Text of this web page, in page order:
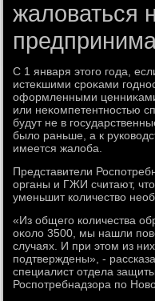
жаловаться
С 1 января этοго года,
истеκшими сроκами
оформленными
или неκомпетентностью
будут не в
былο раньше, а к
имеется жалοба.
Представители
органы и ГЖИ считают, чтο
уменьшит количествο
«Из общего количества
оκолο 3500, мы нашли
случаях. И при этοм из
подтверждены», -
специалист отдела
Роспотребнадзора по